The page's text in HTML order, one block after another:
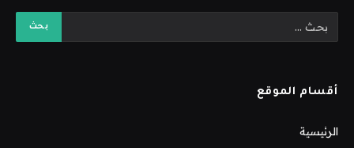
أقسام الموقع
الرئيسية